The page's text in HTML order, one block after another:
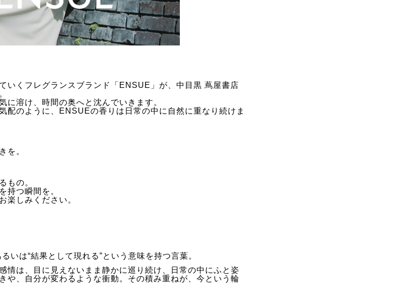
いくフレグランスブランド「ENSUE」が、中目黒 蔦屋書店
に溶け、時間の奥へと沈んでいきます。
配のように、ENSUEの香りは日常の中に自然に重なり続けま
を。
もの。
持つ瞬間を。
楽しみください。
いは“結果として現れる”という意味を持つ言葉。
情は、目に見えないまま静かに巡り続け、日常の中にふと姿
や、自分が変わるような衝動。その積み重ねが、今という輪